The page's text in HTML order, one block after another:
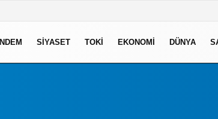
SIYASET TOKI EKONOMI DÜNYA